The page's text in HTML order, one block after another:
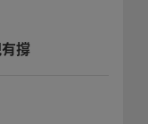
撐